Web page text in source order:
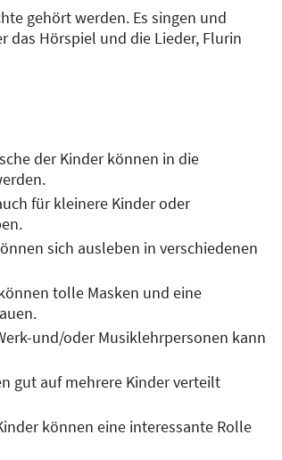
gehört werden. Es singen und
das Hörspiel und die Lieder, Flurin
der Kinder können in die
für kleinere Kinder oder
sich ausleben in verschiedenen
tolle Masken und eine
und/oder Musiklehrpersonen kann
gut auf mehrere Kinder verteilt
können eine interessante Rolle